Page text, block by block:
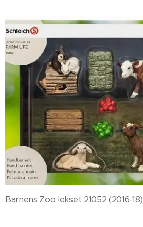
Barnens Zoo lekset 21052 (2016-18)